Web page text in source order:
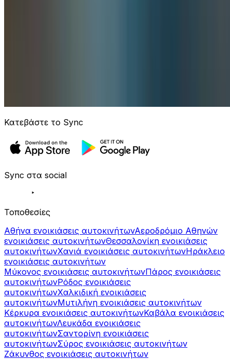
Κατεβάστε το Sync
Sync στα social
Τοποθεσίες
Αθήνα ενοικιάσεις αυτοκινήτωνΑεροδρόμιο Αθηνών
ενοικιάσεις αυτοκινήτωνΘεσσαλονίκη ενοικιάσεις
αυτοκινήτωνΧανιά ενοικιάσεις αυτοκινήτωνΗράκλειο
ενοικιάσεις αυτοκινήτων
Μύκονος ενοικιάσεις αυτοκινήτωνΠάρος ενοικιάσεις
αυτοκινήτωνΡόδος ενοικιάσεις
αυτοκινήτωνΧαλκιδική ενοικιάσεις
αυτοκινήτωνΜυτιλήνη ενοικιάσεις αυτοκινήτων
Κέρκυρα ενοικιάσεις αυτοκινήτωνΚαβάλα ενοικιάσεις
αυτοκινήτωνΛευκάδα ενοικιάσεις
αυτοκινήτωνΣαντορίνη ενοικιάσεις
αυτοκινήτωνΣύρος ενοικιάσεις αυτοκινήτων
Ζάκυνθος ενοικιάσεις αυτοκινήτων